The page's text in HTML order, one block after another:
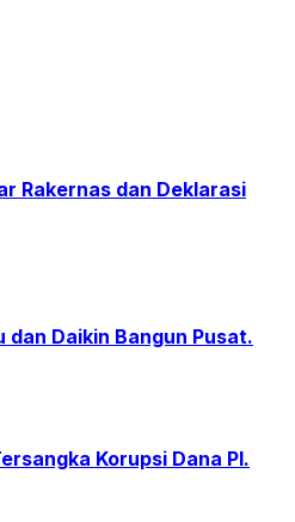
Rakernas dan Deklarasi
dan Daikin Bangun Pusat.
Korupsi Dana PI.